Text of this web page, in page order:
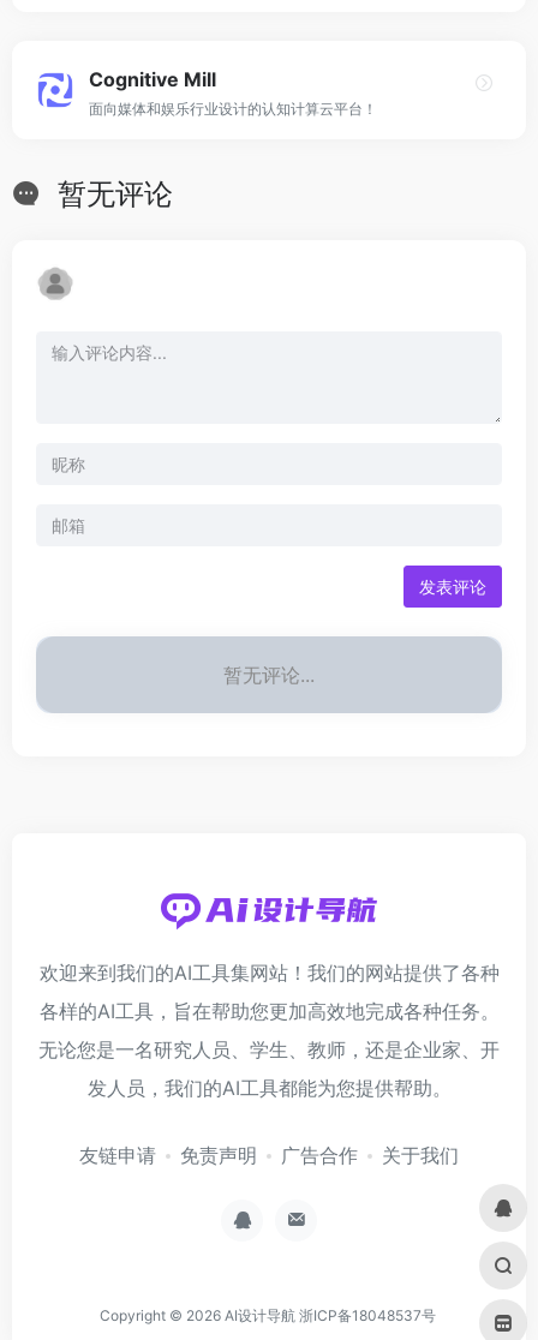
Cognitive Mill
面向媒体和娱乐行业设计的认知计算云平台！
暂无评论
发表评论
暂无评论...
欢迎来到我们的AI工具集网站！我们的网站提供了各种
各样的AI工具，旨在帮助您更加高效地完成各种任务。
无论您是一名研究人员、学生、教师，还是企业家、开
发人员，我们的AI工具都能为您提供帮助。
友链申请 免责声明 广告合作 关于我们
Copyright © 2026 AI设计导航 浙ICP备18048537号